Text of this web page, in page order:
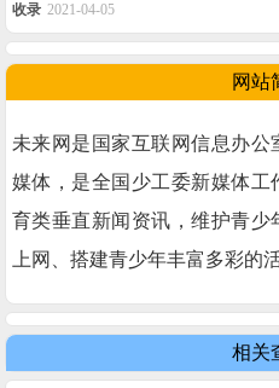
收录 2021-04-05
网站
未来网是国家互联网信息办
媒体，是全国少工委新媒体
育类垂直新闻资讯，维护青
上网、搭建青少年丰富多彩的
相关